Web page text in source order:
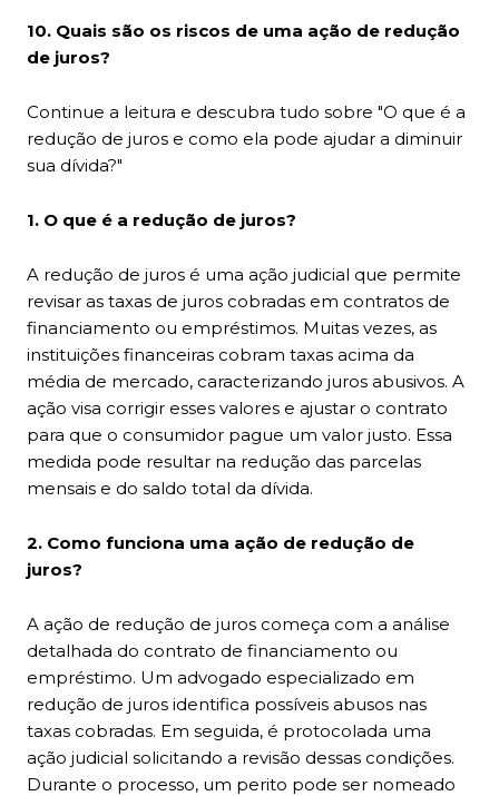
10. Quais são os riscos de uma ação de redução
de juros?
Continue a leitura e descubra tudo sobre "O que é a
redução de juros e como ela pode ajudar a diminuir
sua dívida?"
1. O que é a redução de juros?
A redução de juros é uma ação judicial que permite
revisar as taxas de juros cobradas em contratos de
financiamento ou empréstimos. Muitas vezes, as
instituições financeiras cobram taxas acima da
média de mercado, caracterizando juros abusivos. A
ação visa corrigir esses valores e ajustar o contrato
para que o consumidor pague um valor justo. Essa
medida pode resultar na redução das parcelas
mensais e do saldo total da dívida.
2. Como funciona uma ação de redução de
juros?
A ação de redução de juros começa com a análise
detalhada do contrato de financiamento ou
empréstimo. Um advogado especializado em
redução de juros identifica possíveis abusos nas
taxas cobradas. Em seguida, é protocolada uma
ação judicial solicitando a revisão dessas condições.
Durante o processo, um perito pode ser nomeado